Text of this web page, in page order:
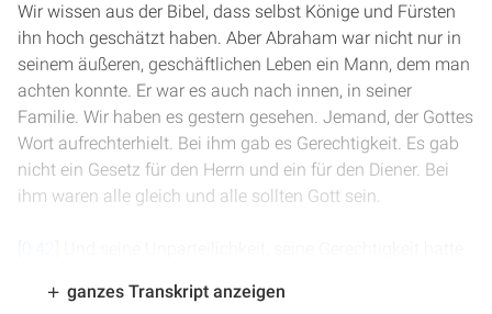
Wir wissen aus der Bibel, dass selbst Könige und Fürsten
ihn hoch geschätzt haben. Aber Abraham war nicht nur in
seinem äußeren, geschäftlichen Leben ein Mann, dem man
achten konnte. Er war es auch nach innen, in seiner
Familie. Wir haben es gestern gesehen. Jemand, der Gottes
Wort aufrechterhielt. Bei ihm gab es Gerechtigkeit. Es gab
nicht ein Gesetz für den Herrn und ein für den Diener. Bei
ihm waren alle gleich und alle sollten Gott sein.
lesen wir: "Weil Abraham meiner Stimme gehorsam
ganzes Transkript anzeigen